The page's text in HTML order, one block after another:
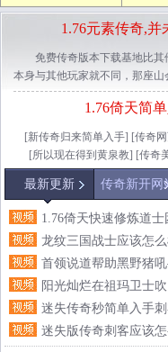
1.76元素传奇,
免费传奇版本下载基地比
本身与其他玩家就不同，那座山
1.76倚天简
[新传奇归来简单入手] [传奇
[所以现在得到黄泉教] [传奇
最新更新 传奇新开网
1.76倚天快速修炼道士
龙纹三国战士应该怎
首领说道帮助黑野猪
阳光灿烂在祖玛卫士
迷失传奇秒简单入手
迷失版传奇刺客应该